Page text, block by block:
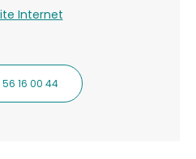
Internet
16 00 44